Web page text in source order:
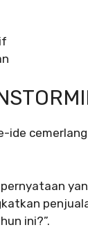
ide
ini?”.